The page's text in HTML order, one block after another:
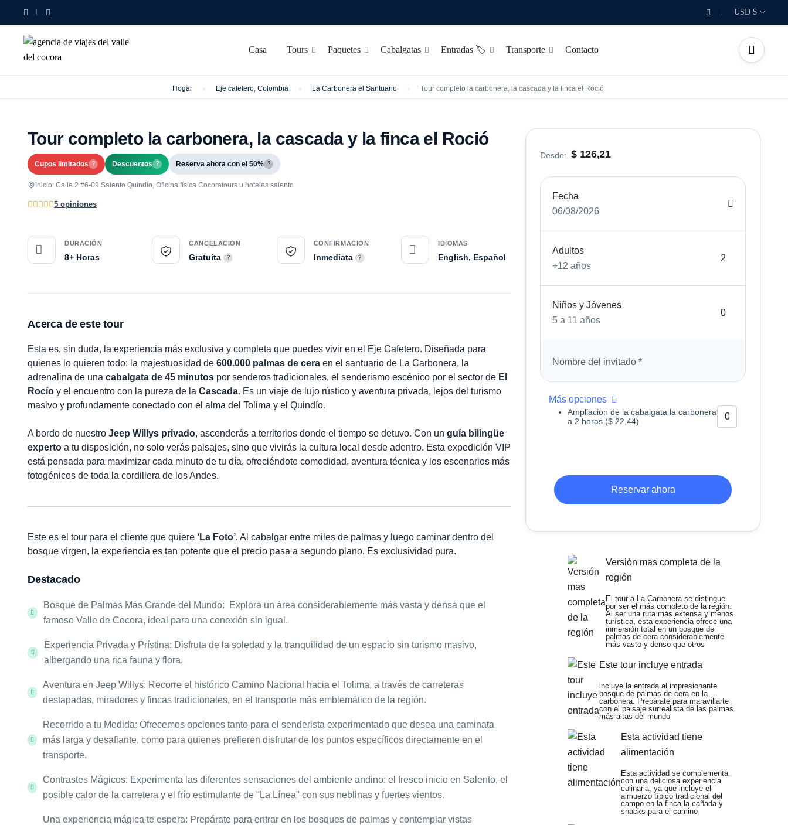
USD $
Casa Tours Paquetes Cabalgatas Entradas 🏷️ Transporte Contacto
Hogar Eje cafetero, Colombia La Carbonera el Santuario Tour completo la carbonera, la cascada y la finca el Roció
Tour completo la carbonera, la cascada y la finca el Roció
Cupos limitados ? Descuentos ? Reserva ahora con el 50% ?
Inicio: Calle 2 #6-09 Salento Quindío, Oficina física Cocoratours u hoteles salento
5 opiniones
DURACIÓN
8+ Horas
CANCELACION
Gratuita ?
CONFIRMACION
Inmediata ?
IDIOMAS
English, Español
Acerca de este tour
Esta es, sin duda, la experiencia más exclusiva y completa que puedes vivir en el Eje Cafetero. Diseñada para
quienes lo quieren todo: la majestuosidad de 600.000 palmas de cera en el santuario de La Carbonera, la
adrenalina de una cabalgata de 45 minutos por senderos tradicionales, el senderismo escénico por el sector de El
Rocío y el encuentro con la pureza de la Cascada. Es un viaje de lujo rústico y aventura privada, lejos del turismo
masivo y profundamente conectado con el alma del Tolima y el Quindío.
A bordo de nuestro Jeep Willys privado, ascenderás a territorios donde el tiempo se detuvo. Con un guía bilingüe
experto a tu disposición, no solo verás paisajes, sino que vivirás la cultura local desde adentro. Esta expedición VIP
está pensada para maximizar cada minuto de tu día, ofreciéndote comodidad, aventura técnica y los escenarios más
fotogénicos de toda la cordillera de los Andes.
Este es el tour para el cliente que quiere ‘La Foto’. Al cabalgar entre miles de palmas y luego caminar dentro del
bosque virgen, la experiencia es tan potente que el precio pasa a segundo plano. Es exclusividad pura.
Destacado
Bosque de Palmas Más Grande del Mundo: Explora un área considerablemente más vasta y densa que el
famoso Valle de Cocora, ideal para una conexión sin igual.
Experiencia Privada y Prístina: Disfruta de la soledad y la tranquilidad de un espacio sin turismo masivo,
albergando una rica fauna y flora.
Aventura en Jeep Willys: Recorre el histórico Camino Nacional hacia el Tolima, a través de carreteras
destapadas, miradores y fincas tradicionales, en el transporte más emblemático de la región.
Recorrido a tu Medida: Ofrecemos opciones tanto para el senderista experimentado que desea una caminata
más larga y desafiante, como para quienes prefieren disfrutar de los puntos específicos directamente en el
transporte.
Contrastes Mágicos: Experimenta las diferentes sensaciones del ambiente andino: el fresco inicio en Salento, el
posible calor de la carretera y el frío estimulante de "La Línea" con sus neblinas y fuertes vientos.
Una experiencia mágica te espera: Prepárate para entrar en los bosques de palmas y contemplar vistas
Desde: $ 126,21
Fecha
06/08/2026
Adultos
+12 años
Niños y Jóvenes
5 a 11 años
Nombre del invitado *
Más opciones
Ampliacion de la cabalgata la carbonera
a 2 horas ($ 22,44)
Reservar ahora
Versión mas completa de la
región
El tour a La Carbonera se distingue
por ser el más completo de la región.
Al ser una ruta más extensa y menos
turística, esta experiencia ofrece una
inmersión total en un bosque de
palmas de cera considerablemente
más vasto y denso que otros
Este tour incluye entrada
incluye la entrada al impresionante
bosque de palmas de cera en la
carbonera. Prepárate para maravillarte
con el paisaje surrealista de las palmas
más altas del mundo
Esta actividad tiene
alimentación
Esta actividad se complementa
con una deliciosa experiencia
culinaria, ya que incluye el
almuerzo típico tradicional del
campo en la finca la cañada y
snacks para el camino